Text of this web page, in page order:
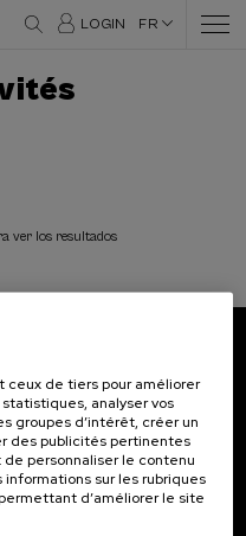
LOGIN FR
ver los resultados
les
ceux de tiers pour améliorer
analyser vos
groupes d’intérêt, créer un
des publicités pertinentes
de personnaliser le contenu
informations sur les rubriques
d’améliorer le site